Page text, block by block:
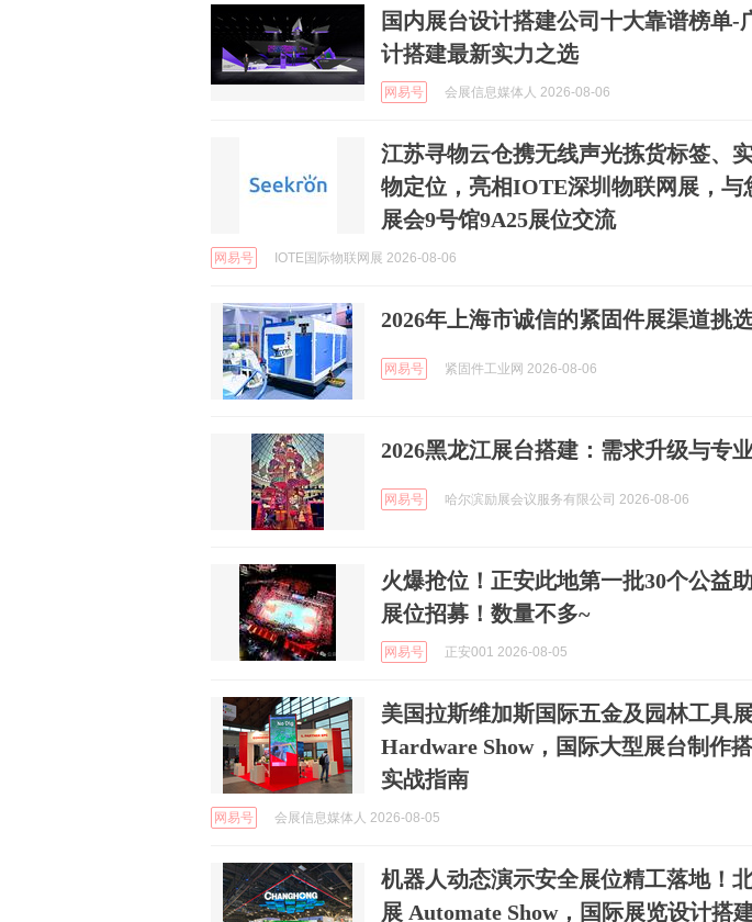
国内展台设计搭建公司十大靠谱榜单-
计搭建最新实力之选
网易号 会展信息媒体人 2026-08-06
江苏寻物云仓携无线声光拣货标签、
物定位，亮相IOTE深圳物联网展，与
展会9号馆9A25展位交流
网易号 IOTE国际物联网展 2026-08-06
2026年上海市诚信的紧固件展渠道挑
网易号 紧固件工业网 2026-08-06
2026黑龙江展台搭建：需求升级与专
网易号 哈尔滨励展会议服务有限公司 2026-08-06
火爆抢位！正安此地第一批30个公益
展位招募！数量不多~
网易号 正安001 2026-08-05
美国拉斯维加斯国际五金及园林工具
Hardware Show，国际大型展台制作
实战指南
网易号 会展信息媒体人 2026-08-05
机器人动态演示安全展位精工落地！
展 Automate Show，国际展览设计搭